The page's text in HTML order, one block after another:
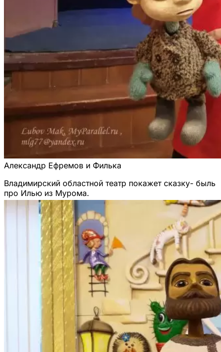
Александр Ефремов и Филька
Владимирский областной театр покажет сказку- быль
про Илью из Мурома.